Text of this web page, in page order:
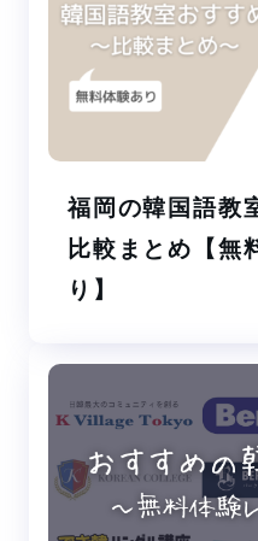
福岡の韓国語教
比較まとめ【無
り】